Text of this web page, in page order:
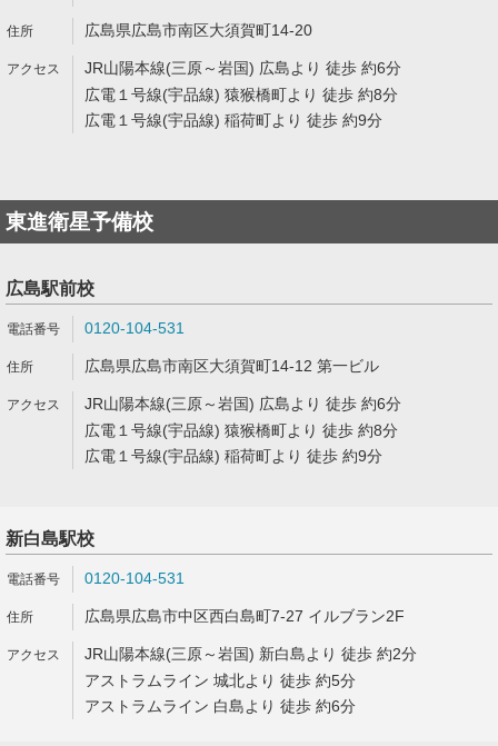
広島県広島市南区大須賀町14-20
JR山陽本線(三原～岩国) 広島より 徒歩 約6分
広電１号線(宇品線) 猿猴橋町より 徒歩 約8分
広電１号線(宇品線) 稲荷町より 徒歩 約9分
東進衛星予備校
広島駅前校
0120-104-531
広島県広島市南区大須賀町14-12 第一ビル
JR山陽本線(三原～岩国) 広島より 徒歩 約6分
広電１号線(宇品線) 猿猴橋町より 徒歩 約8分
広電１号線(宇品線) 稲荷町より 徒歩 約9分
新白島駅校
0120-104-531
広島県広島市中区西白島町7-27 イルブラン2F
JR山陽本線(三原～岩国) 新白島より 徒歩 約2分
アストラムライン 城北より 徒歩 約5分
アストラムライン 白島より 徒歩 約6分